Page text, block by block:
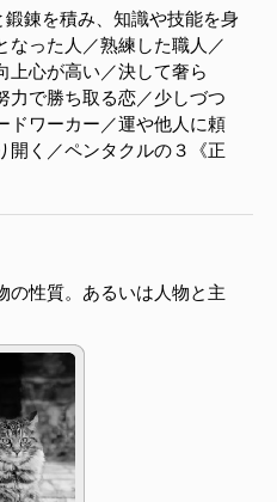
錬を積み、知識や技能を身
なった人／熟練した職人／
上心が高い／決して奢ら
力で勝ち取る恋／少しづつ
ドワーカー／運や他人に頼
開く／ペンタクルの３《正
の性質。あるいは人物と主